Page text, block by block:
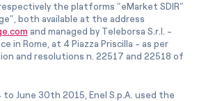
the platforms “eMarket SDIR”
both available at the address
and managed by Teleborsa S.r.l. -
in Rome, at 4 Piazza Priscilla - as per
and resolutions n. 22517 and 22518 of
to June 30th 2015, Enel S.p.A. used the